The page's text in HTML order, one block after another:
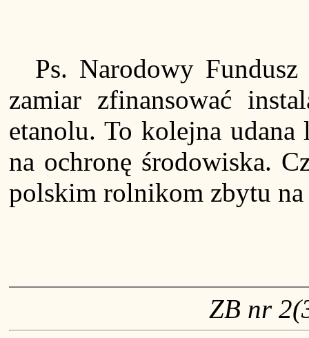
Ps. Narodowy
zamiar zfinansować
etanolu. To kolejna udana
na ochronę środowiska.
polskim rolnikom zbytu
ZB nr